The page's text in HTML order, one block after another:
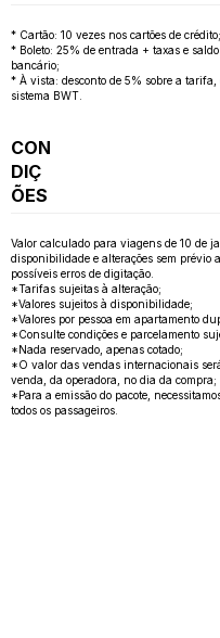
* Cartão: 10 vezes nos cartões de crédito;
* Boleto: 25% de entrada + taxas e
bancário;
* À vista: desconto de 5% sobre a
sistema BWT.
CON
DIÇ
ÕES
Valor calculado para viagens de 10 de
disponibilidade e alterações sem prévio
possíveis erros de digitação.
*Tarifas sujeitas à alteração;
*Valores sujeitos à disponibilidade;
*Valores por pessoa em apartamento
*Consulte condições e parcelamento
*Nada reservado, apenas cotado;
*O valor das vendas internacionais
venda, da operadora, no dia da compra;
*Para a emissão do pacote,
todos os passageiros.